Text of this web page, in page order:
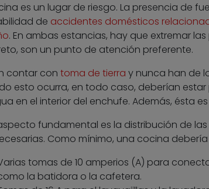
es un lugar de riesgo. La presencia de
de accidentes domésticos
. En ambas estancias, hay que extremar
son un punto de atención preferente.
contar con toma de tierra y nunca han de
esto ocurra, en todo caso, deberían
en el interior del enchufe. Además, ésta
fundamental es la distribución de
Como mínimo, una cocina debería
tomas de 10 amperios (A) para
la batidora o la cafetera.